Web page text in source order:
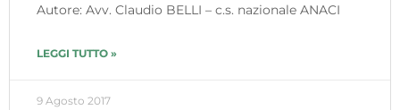
Autore: Avv. Claudio BELLI – c.s. nazionale ANACI
LEGGI TUTTO »
9 Agosto 2017